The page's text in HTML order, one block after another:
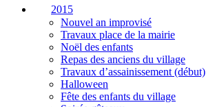
2015
Nouvel an improvisé
Travaux place de la mairie
Noël des enfants
Repas des anciens du village
Travaux d’assainissement (début)
Halloween
Fête des enfants du village